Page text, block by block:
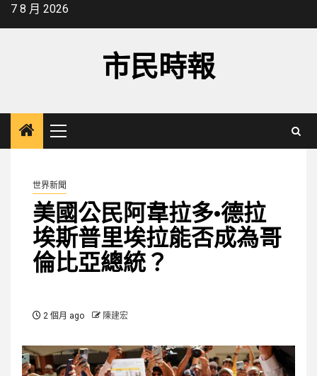
Skip7 8 月 2026
市民時報
Primary
Menu
世界新聞
美國公民阿韋拉多·德拉
埃斯普里埃拉能否成為哥
倫比亞總統？
2 個月 ago 陳建宏